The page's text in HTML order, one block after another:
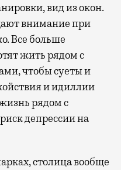
внимание при
Все больше
жить рядом с
чтобы суеты и
и идиллии
рядом с
депрессии на
столица вообще